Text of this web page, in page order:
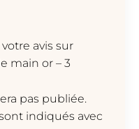
avis sur
main or – 3
pas publiée.
indiqués avec